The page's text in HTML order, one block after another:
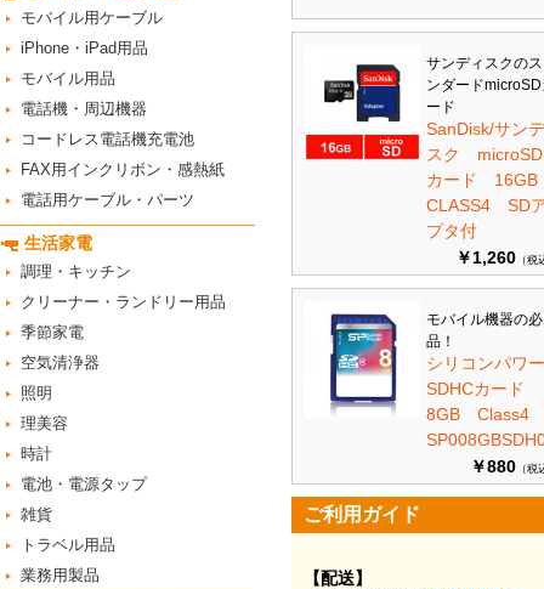
モバイル用ケーブル
iPhone・iPad用品
モバイル用品
電話機・周辺機器
コードレス電話機充電池
FAX用インクリボン・感熱紙
電話用ケーブル・パーツ
生活家電
調理・キッチン
クリーナー・ランドリー用品
季節家電
空気清浄器
照明
理美容
時計
電池・電源タップ
雑貨
トラベル用品
業務用製品
サンディスクの
ンダード
ード
SanDisk/サン
スク
カード
CLASS4 SD
プタ付
￥1,260 （税
モバイル機器の
品！
シリコンパ
SDHCカード
8GB
￥880 （税
ご利用ガイド
【配送】